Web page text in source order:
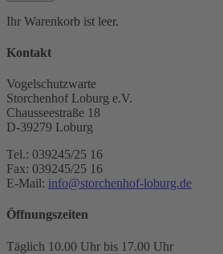
Ihr Warenkorb ist leer.
Kontakt
Vogelschutzwarte
Storchenhof Loburg e.V.
Chausseestraße 18
D-39279 Loburg
Tel.: 039245/25 16
Fax: 039245/25 16
E-Mail: info@storchenhof-loburg.de
Öffnungszeiten
Täglich 10.00 Uhr bis 17.00 Uhr